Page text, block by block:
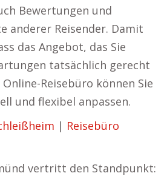
Bewertungen und
anderer Reisender. Damit
das Angebot, das Sie
tatsächlich gerecht
Reisebüro können Sie
und flexibel anpassen.
| Reisebüro
vertritt den Standpunkt: